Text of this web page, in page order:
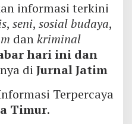
informasi terkini
, seni, sosial budaya,
dankriminal
hari ini dan
di Jurnal Jatim
Terpercaya
Timur.